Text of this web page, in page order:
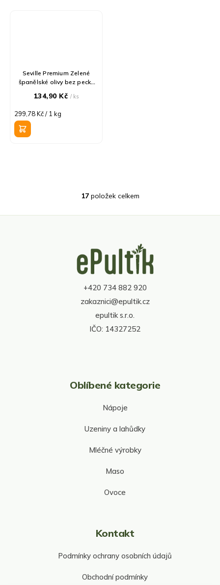
Seville Premium Zelené
španělské olivy bez pecky
134,90 Kč / ks
Měrná
cena:
299,78 Kč / 1 kg
O
l
c
p
r
v
k
y
v
ý
17položek celkem
+420 734 882 920
zakaznici@epultik.cz
epultik s.r.o.
IČO: 14327252
Oblíbené kategorie
Nápoje
Uzeniny a lahůdky
Mléčné výrobky
Maso
Ovoce
Kontakt
Podmínky ochrany osobních údajů
Obchodní podmínky